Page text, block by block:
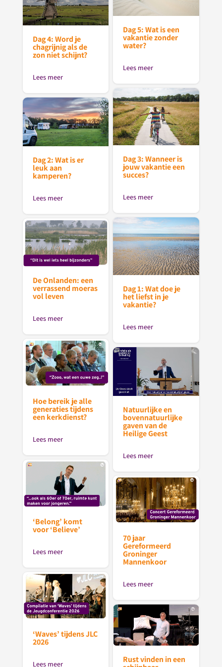
Dag 5: Wat is een
vakantie zonder
water?
Lees meer
Dag 4: Word je
chagrijnig als de
zon niet schijnt?
Lees meer
Dag 3: Wanneer is
jouw vakantie een
succes?
Lees meer
Dag 2: Wat is er
leuk aan
kamperen?
Lees meer
Dag 1: Wat doe je
het liefst in je
vakantie?
Lees meer
De Onlanden: een
verrassend moeras
vol leven
Lees meer
Hoe bereik je alle
generaties tijdens
een kerkdienst?
Lees meer
Natuurlijke en
bovennatuurlijke
gaven van de
Heilige Geest
Lees meer
‘Belong’ komt
voor ‘Believe’
Lees meer
70 jaar
Gereformeerd
Groninger
Mannenkoor
Lees meer
‘Waves’ tijdens JLC
2026
Lees meer Rust vinden in een